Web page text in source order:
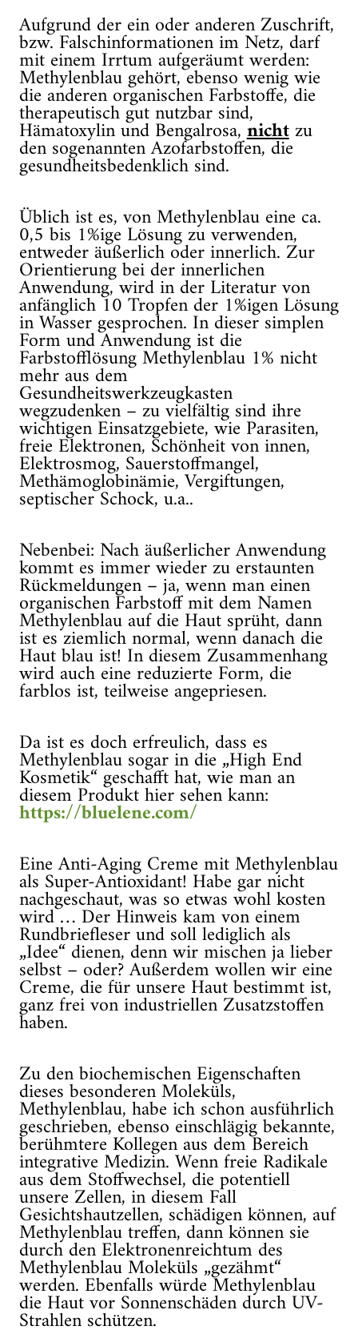
Aufgrund der ein oder anderen Zuschrift,
bzw. Falschinformationen im Netz, darf
mit einem Irrtum aufgeräumt werden:
Methylenblau gehört, ebenso wenig wie
die anderen organischen Farbstoffe, die
therapeutisch gut nutzbar sind,
Hämatoxylin und Bengalrosa,nichtzu
den sogenannten Azofarbstoffen, die
gesundheitsbedenklich sind.
Üblich ist es, von Methylenblau eine ca.
0,5 bis 1%ige Lösung zu verwenden,
entweder äußerlich oder innerlich. Zur
Orientierung bei der innerlichen
Anwendung, wird in der Literatur von
anfänglich 10 Tropfen der 1%igen Lösung
in Wasser gesprochen. In dieser simplen
Form und Anwendung ist die
Farbstofflösung Methylenblau 1% nicht
mehr aus dem
Gesundheitswerkzeugkasten
wegzudenken – zu vielfältig sind ihre
wichtigen Einsatzgebiete, wie Parasiten,
freie Elektronen, Schönheit von innen,
Elektrosmog, Sauerstoffmangel,
Methämoglobinämie, Vergiftungen,
septischer Schock, u.a..
Nebenbei: Nach äußerlicher Anwendung
kommt es immer wieder zu erstaunten
Rückmeldungen – ja, wenn man einen
organischen Farbstoff mit dem Namen
Methylenblau auf die Haut sprüht, dann
ist es ziemlich normal, wenn danach die
Haut blau ist! In diesem Zusammenhang
wird auch eine reduzierte Form, die
farblos ist, teilweise angepriesen.
Da ist es doch erfreulich, dass es
Methylenblau sogar in die „High End
Kosmetik“ geschafft hat, wie man an
diesem Produkt hier sehen kann:
https://bluelene.com/
Eine Anti-Aging Creme mit Methylenblau
als Super-Antioxidant! Habe gar nicht
nachgeschaut, was so etwas wohl kosten
wird … Der Hinweis kam von einem
Rundbriefleser und soll lediglich als
„Idee“ dienen, denn wir mischen ja lieber
selbst – oder? Außerdem wollen wir eine
Creme, die für unsere Haut bestimmt ist,
ganz frei von industriellen Zusatzstoffen
haben.
Zu den biochemischen Eigenschaften
dieses besonderen Moleküls,
Methylenblau, habe ich schon ausführlich
geschrieben, ebenso einschlägig bekannte,
berühmtere Kollegen aus dem Bereich
integrative Medizin. Wenn freie Radikale
aus dem Stoffwechsel, die potentiell
unsere Zellen, in diesem Fall
Gesichtshautzellen, schädigen können, auf
Methylenblau treffen, dann können sie
durch den Elektronenreichtum des
Methylenblau Moleküls „gezähmt“
werden. Ebenfalls würde Methylenblau
die Haut vor Sonnenschäden durch UV-
Strahlen schützen.